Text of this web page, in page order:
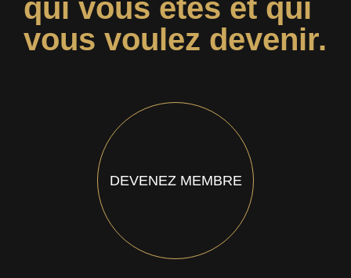
qui vous êtes et qui
vous voulez devenir.
DEVENEZ MEMBRE